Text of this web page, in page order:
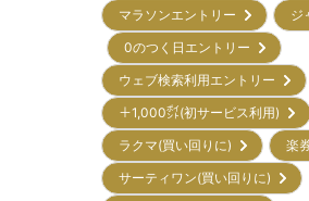
マラソンエントリー
ジ
0のつく日エントリー
ウェブ検索利用エントリー
＋1,000㌽(初サービス利用)
ラクマ(買い回りに)
楽
サーティワン(買い回りに)